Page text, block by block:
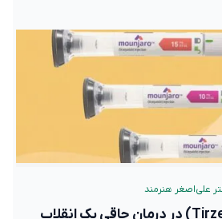
علی‌اصغر هنرمند
آیا تیرزپاتید (Tirzepatide) در درمان چاقی یک انقلاب